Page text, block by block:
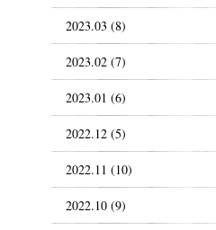
2023.03 (8)
2023.02 (7)
2023.01 (6)
2022.12 (5)
2022.11 (10)
2022.10 (9)